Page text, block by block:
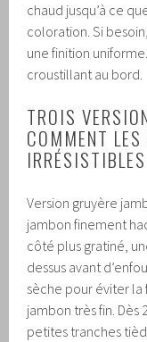
chaud jusqu’à ce
coloration. Si
une finition
croustillant au bord.
TROIS
COMMENT LES
IRRÉSISTIBLES
Version gruyère
jambon finement
côté plus gratiné,
dessus avant
sèche pour éviter
jambon très fin. Dès
petites tranches